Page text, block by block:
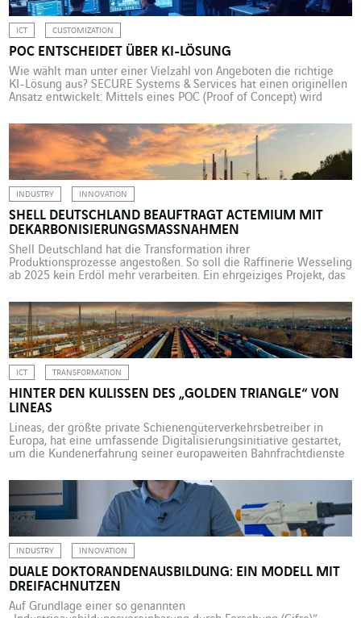
ICT CUSTOMIZATION
POC ENTSCHEIDET ÜBER KI-LÖSUNG
Wie wählt man unter einer Vielzahl von Angeboten die richtige
KI-Lösung aus? SECURE Systems & Services hat einen originellen
Ansatz entwickelt: Mittels eines POC (Proof of Concept) wird
schaffte sich ein Bankdienstleister einen Hypervisor für seine
neue zentrale Leitwarte an, von der aus die elektronischen
Sicherheitseinrichtungen […]
INDUSTRY INNOVATION
SHELL DEUTSCHLAND BEAUFTRAGT ACTEMIUM MIT
DEKARBONISIERUNGSMASSNAHMEN
Shell Deutschland hat die Transformation ihrer
Produktionsprozesse angestoßen. So soll die Raffinerie Wesseling
ab 2025 kein Erdöl mehr verarbeiten. Ein ehrgeiziges Projekt, das
durchgeführt wird. Die deutsche Energiewende ist in vollem
Gange, und die seit Dezember 2021 bestehende
Regierungskoalition möchte den Prozess weiter beschleunigen
(siehe Kasten). Eine […]
ICT TRANSFORMATION
HINTER DEN KULISSEN DES „GOLDEN TRIANGLE“ VON
LINEAS
Lineas, der größte private Schienengüterverkehrsbetreiber in
Europa, hat eine umfassende Digitalisierungsinitiative gestartet,
um die Kundenerfahrung seiner europaweiten Bahnfrachtdienste
die Dienste von VINCI Energies nutzt. Der Ausbau der
Bahninfrastruktur ist langwierig: Er erfordert umfassende
Planungsleistungen und unterliegt strengen Vorgaben,
insbesondere im Hinblick auf die Sicherheit. Eine […]
INDUSTRY INNOVATION
DUALE DOKTORANDENAUSBILDUNG: EIN MODELL MIT
DREIFACHNUTZEN
Auf Grundlage einer so genannten